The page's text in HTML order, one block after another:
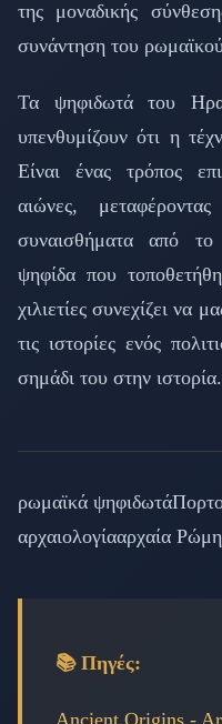
της μοναδικής
συνάντηση του
Τα ψηφιδωτά του
υπενθυμίζουν ότι η
Είναι ένας τρόπος
αιώνες,
συναισθήματα από
ψηφίδα που
χιλιετίες συνεχίζει να
τις ιστορίες ενός
σημάδι του στην ιστορία.
ρωμαϊκά ψηφιδωτά
αρχαιολογίααρχαία Ρώμη
📚 Πηγές:
Ancient Origins -